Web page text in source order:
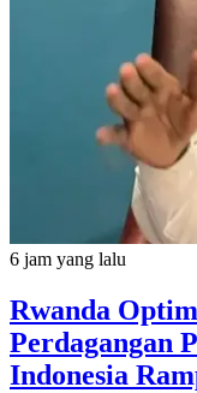
6 jam yang lalu
Rwanda
Perdagangan
Indonesia